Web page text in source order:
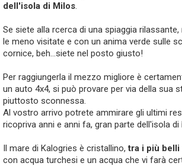
dell'isola di Milos.
Se siete alla rcerca di una spiaggia
le meno visitate e con un anima verde sulle
cornice, beh...siete nel posto giusto!
Per raggiungerla il mezzo migliore è
un auto 4x4, si può provare per via della sua
piuttosto sconnessa.
Al vostro arrivo potrete ammirare gli ultimi
ricopriva anni e anni fa, gran parte dell'isola di
Il mare di Kalogries è cristallino,tra i più
con acqua turchesi e un acqua che vi farà